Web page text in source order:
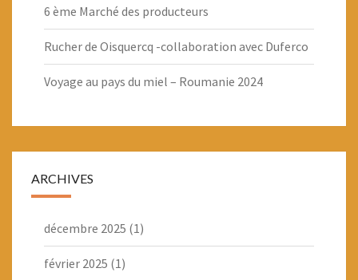
6 ème Marché des producteurs
Rucher de Oisquercq -collaboration avec Duferco
Voyage au pays du miel – Roumanie 2024
ARCHIVES
décembre 2025 (1)
février 2025 (1)